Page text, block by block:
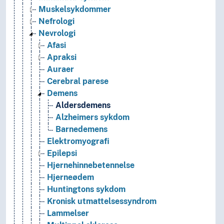
Muskelsykdommer
Nefrologi
Nevrologi
Afasi
Apraksi
Auraer
Cerebral parese
Demens
Aldersdemens
Alzheimers sykdom
Barnedemens
Elektromyografi
Epilepsi
Hjernehinnebetennelse
Hjerneødem
Huntingtons sykdom
Kronisk utmattelsessyndrom
Lammelser